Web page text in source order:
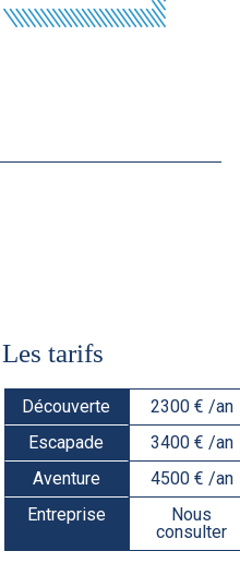
Les tarifs
Découverte
2300 € /an
Escapade
3400 € /an
Aventure
4500 € /an
Entreprise
Nous
consulter